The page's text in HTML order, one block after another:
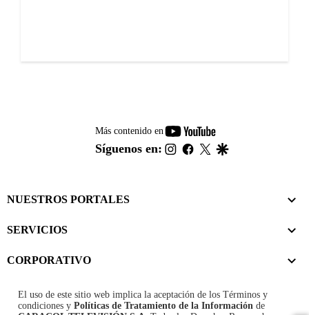
Más contenido en
youtube-
footer
Síguenos en: instagram
facebook
twitter
NUESTROS PORTALES
SERVICIOS
CORPORATIVO
El uso de este sitio web implica la aceptación de los Términos y
condiciones y Políticas de Tratamiento de la Información de